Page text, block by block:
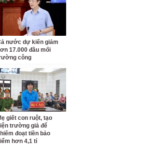
nước dự kiến giảm
17.000 đầu mối
công
giết con ruột, tạo
trường giả để
đoạt tiền bảo
hơn 4,1 tỉ